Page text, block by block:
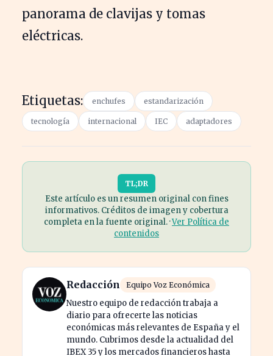
panorama de clavijas y tomas
eléctricas.
Etiquetas: enchufes estandarización
tecnología internacional IEC adaptadores
TL;DR
Este artículo es un resumen original con fines
informativos. Créditos de imagen y cobertura
completa en la fuente original. ·Ver Política de
contenidos
Redacción Equipo Voz Económica
Nuestro equipo de redacción trabaja a
diario para ofrecerte las noticias
económicas más relevantes de España y el
mundo. Cubrimos desde la actualidad del
IBEX 35 y los mercados financieros hasta